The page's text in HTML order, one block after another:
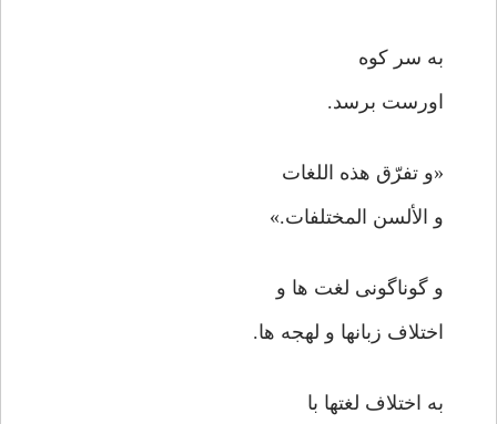
به سر کوه
اورست برسد.
«و تفرّق هذه اللغات
و الألسن المختلفات.»
و گوناگونی لغت ها و
اختلاف زبانها و لهجه ها.
به اختلاف لغتها با